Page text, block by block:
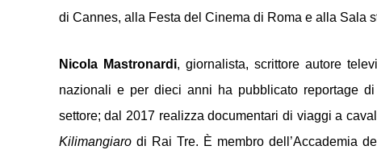
di Cannes, alla Festa del Cinema di Roma e alla Sala
Nicola Mastronardi, giornalista, scrittore autore
nazionali e per dieci anni ha pubblicato reportage
Kilimangiaro di Rai Tre. È membro dell’Accademia